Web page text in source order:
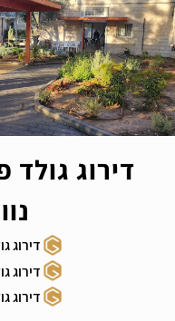
דירוג
דירוג
דירוג
דירוג